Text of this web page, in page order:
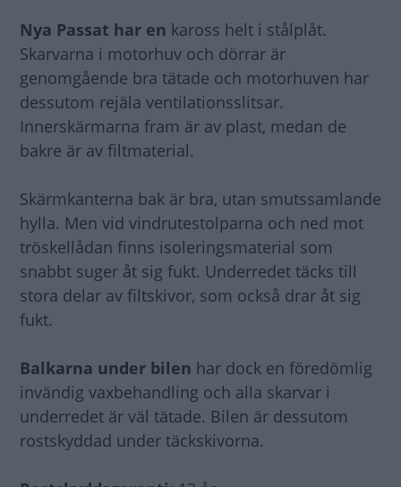
Nya Passat har en kaross helt i stålplåt.
Skarvarna i motorhuv och dörrar är
genomgående bra tätade och motorhuven har
dessutom rejäla ventilationsslitsar.
Innerskärmarna fram är av plast, medan de
bakre är av filtmaterial.
Skärmkanterna bak är bra, utan smutssamlande
hylla. Men vid vindrutestolparna och ned mot
tröskellådan finns isoleringsmaterial som
snabbt suger åt sig fukt. Underredet täcks till
stora delar av filtskivor, som också drar åt sig
fukt.
Balkarna under bilen har dock en föredömlig
invändig vaxbehandling och alla skarvar i
underredet är väl tätade. Bilen är dessutom
rostskyddad under täckskivorna.